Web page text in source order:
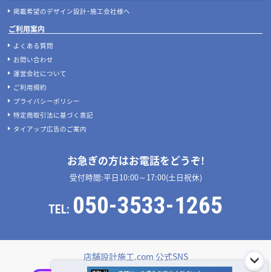
掲載希望のデザイン設計･施工会社様へ
ご利用案内
よくある質問
お問い合わせ
運営会社について
ご利用規約
プライバシーポリシー
特定商取引法に基づく表記
タイアップ広告のご案内
お急ぎの方はお電話をどうぞ!
受付時間:平日10:00～17:00(土日祝休)
TEL: 050-3533-1265
店舗設計施工.com 公式SNS